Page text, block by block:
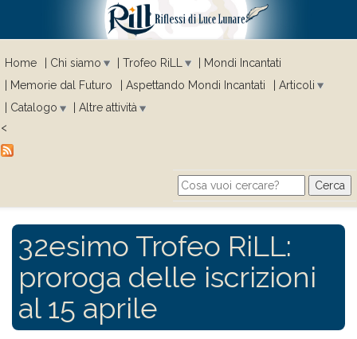
Home Chi siamo Trofeo RiLL
Mondi Incantati
Memorie dal Futuro
Aspettando Mondi Incantati
Articoli
Catalogo
Altre attività
<
Search form
Cerca
32esimo Trofeo RiLL:
proroga delle iscrizioni
al 15 aprile